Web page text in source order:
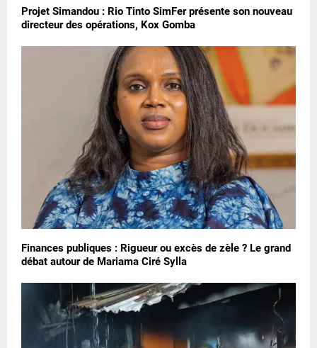
Projet Simandou : Rio Tinto SimFer présente son nouveau
directeur des opérations, Kox Gomba
Finances publiques : Rigueur ou excès de zèle ? Le grand
débat autour de Mariama Ciré Sylla